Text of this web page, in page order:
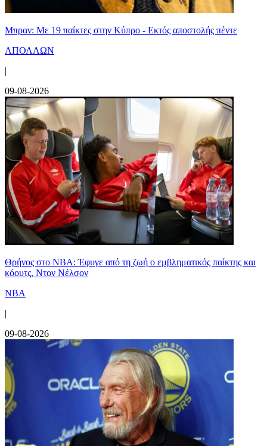
Μπραν: Με 19 παίκτες στην Κύπρο - Εκτός αποστολής πέντε
ΑΠΟΛΛΩΝ
|
09-08-2026
Θρήνος στο NBA: Έφυγε από τη ζωή ο εμβληματικός παίκτης και
κόουτς, Ντον Νέλσον
NBA
|
09-08-2026